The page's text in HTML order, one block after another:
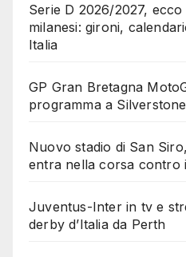
Serie D 2026/2027,
milanesi: gironi,
Italia
GP Gran Bretagna
programma a Silverstone
Nuovo stadio di San
entra nella corsa contro
Juventus-Inter in tv e
derby d’Italia da Perth